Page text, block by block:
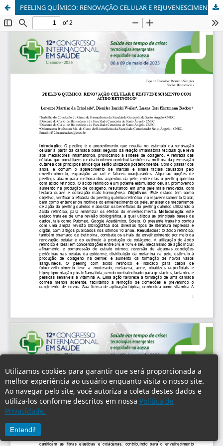
Utilizamos cookies para garantir que será proporcionada a
melhor experiência ao usuário enquanto visita o nosso site.
Ao navegar pelo site, você autoriza a coleta destes dados e
utiliza-los conforme descritos em nossa Política de
Privacidade.
Entendi!
PEELING QUÍMICO: RENOVAÇÃO CELULAR E REJUVENESCIMENTO COM ÁCIDO RETINÓICO